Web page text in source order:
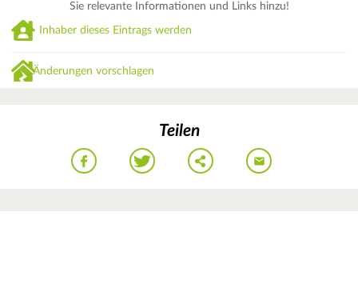
Sie relevante Informationen und Links hinzu!
Inhaber dieses Eintrags werden
Änderungen vorschlagen
Teilen